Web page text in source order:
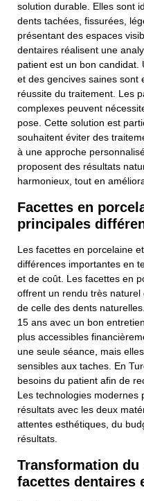
solution durable. Elles sont
dents tachées, fissurées,
présentant des espaces
dentaires réalisent une
patient est un bon
et des gencives saines sont
réussite du traitement. Les
complexes peuvent
pose. Cette solution est
souhaitent éviter des
à une approche
proposent des résultats
harmonieux, tout en
Facettes en
principales
Les facettes en porcelaine
différences importantes en
et de coût. Les facettes en
offrent un rendu très
de celle des dents
15 ans avec un bon
plus accessibles
une seule séance, mais
sensibles aux taches. En
besoins du patient afin de
Les technologies modernes
résultats avec les deux
attentes esthétiques, du
résultats.
Transformation
facettes dentaires